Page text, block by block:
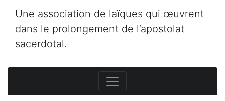
Une association de laïques qui œuvrent
dans le prolongement de l’apostolat
sacerdotal.